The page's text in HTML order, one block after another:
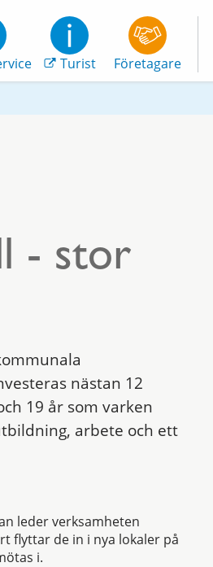
Turist Företagare
- stor
nästan 12
19 år som varken
arbete och ett
leder verksamheten
flyttar de in i nya lokaler på
i.